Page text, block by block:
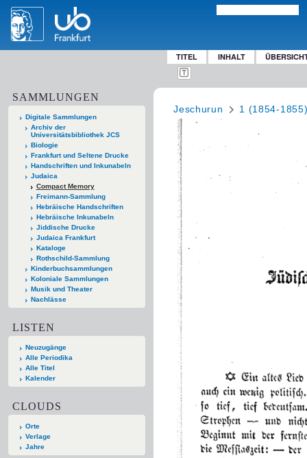
TITEL INHALT
SAMMLUNGEN
Digitale Sammlungen
Archiv der
Universitätsbibliothek JCS
Biologie
Frankfurt und Seltene Drucke
Handschriften und Inkunabeln
Judaica
Compact Memory
Freimann-Sammlung
Hebräische Handschriften
Hebräische Inkunabeln
Jiddische Drucke
Judaica Frankfurt
Kataloge
Rothschild-Sammlung
Kinderbuchsammlungen
Koloniale Sammlungen
Musik und Theater
Nachlässe
LISTEN
Neuzugänge
Alle Periodika
Alle Titel
Kalender
CLOUDS
Orte
Verlage
Jahre
Jeschurun 1 (1854-